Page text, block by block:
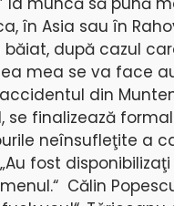
în Asia sau în
după cazul
mea se va face
din
finalizează
neînsufleţite a
fost
Călin